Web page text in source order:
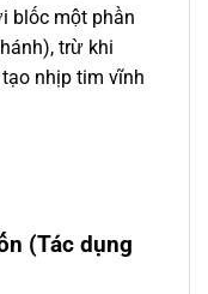
blốc một phần
trừ khi
nhịp tim vĩnh
(Tác dụng